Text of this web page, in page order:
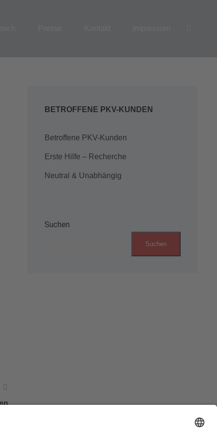
BETROFFENE PKV-KUNDEN
Betroffene PKV-Kunden
Erste Hilfe – Recherche
Neutral & Unabhängig
Suchen
Suchen